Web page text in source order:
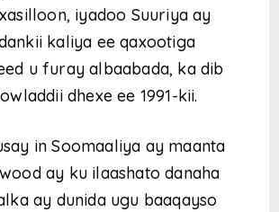
iyadoo Suuriya ay
kaliya ee qaxootiga
u furay albaabada, ka dib
dhexe ee 1991-kii.
in Soomaaliya ay maanta
ay ku ilaashato danaha
ay dunida ugu baaqayso